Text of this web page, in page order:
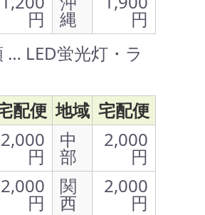
円 縄
円
… LED蛍光灯・ラ
配便 地域 宅配便
2,000
円
中
部
2,000
円
2,000
円
関
西
2,000
円